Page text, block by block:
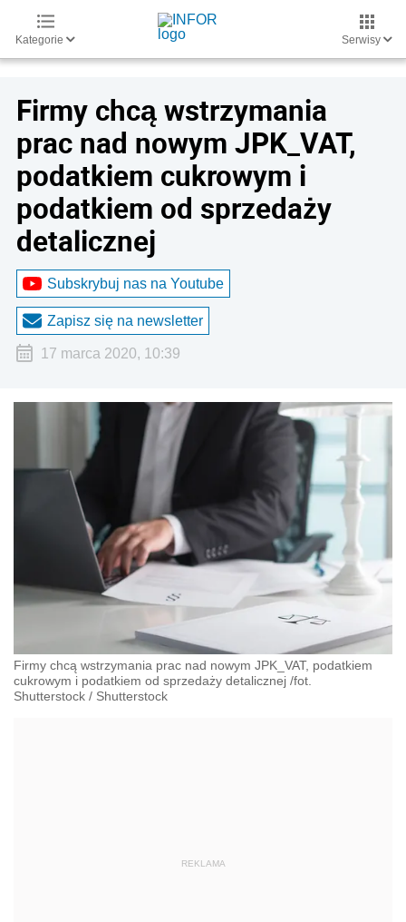
Kategorie Serwisy
Firmy chcą wstrzymania
prac nad nowym JPK_VAT,
podatkiem cukrowym i
podatkiem od sprzedaży
detalicznej
Subskrybuj nas na Youtube
Zapisz się na newsletter
17 marca 2020, 10:39
Firmy chcą wstrzymania prac nad nowym JPK_VAT, podatkiem
cukrowym i podatkiem od sprzedaży detalicznej /fot.
Shutterstock / Shutterstock